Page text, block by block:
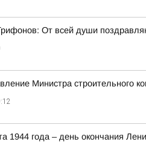
От всей души
Министра строительного
1944 года – день окончания